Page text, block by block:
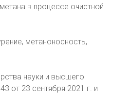
в процессе очистной
метаноносность,
науки и высшего
от 23 сентября 2021 г. и